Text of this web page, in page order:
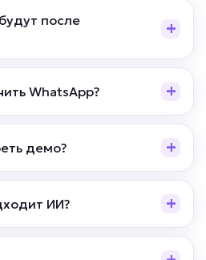
после
WhatsApp?
демо?
ИИ?